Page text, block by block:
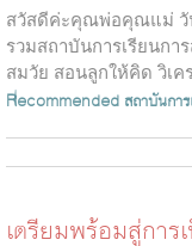
สวัสดีค่ะคุณพ่อคุณแม่ วั
รวมสถาบันการเรียนก
สมวัย สอนลูกให้คิด วิเค
ศักยภาพให้กล...
Recommended สถาบันกา
เตรียมพร้อมสู่การ